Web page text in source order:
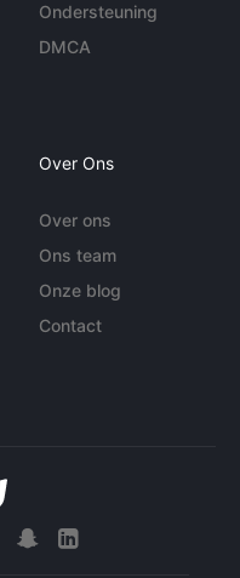
Ondersteuning
DMCA
Over Ons
Over ons
Ons team
Onze blog
Contact